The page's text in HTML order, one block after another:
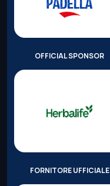
OFFICIAL SPONSOR
FORNITORE UFFICIALE